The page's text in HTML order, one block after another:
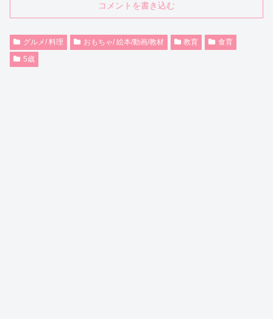
コメントを書き込む
グルメ/ 料理 おもちゃ/ 絵本/動画/教材 教育
食育
5歳